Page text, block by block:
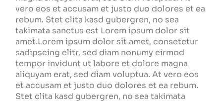
vero eos et accusam et justo duo dolores et ea
rebum. Stet clita kasd gubergren, no sea
takimata sanctus est Lorem ipsum dolor sit
amet.Lorem ipsum dolor sit amet, consetetur
sadipscing elitr, sed diam nonumy eirmod
tempor invidunt ut labore et dolore magna
aliquyam erat, sed diam voluptua. At vero eos
et accusam et justo duo dolores et ea rebum.
Stet clita kasd gubergren, no sea takimata